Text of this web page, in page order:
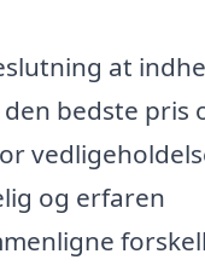
at
bedste pris
og erfaren